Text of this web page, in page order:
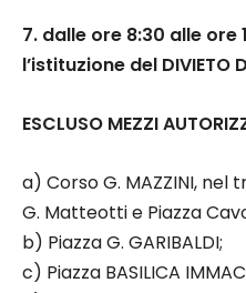
7. dalle ore 8:30 alle ore
l’istituzione del DIVIETO
ESCLUSO MEZZI
a) Corso G. MAZZINI,
G. Matteotti e Piazza
b) Piazza G. GARIBALDI;
c) Piazza BASILICA